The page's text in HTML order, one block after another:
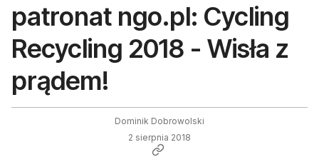
patronat ngo.pl: Cycling
Recycling 2018 - Wisła z
prądem!
Dominik Dobrowolski
2 sierpnia 2018